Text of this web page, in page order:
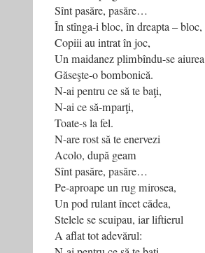
Sînt pasăre, pasăre…
În stînga-i bloc, în dreapta – bloc,
Copiii au intrat în joc,
Un maidanez plimbîndu-se aiurea
Găseşte-o bombonică.
N-ai pentru ce să te baţi,
N-ai ce să-mparţi,
Toate-s la fel.
N-are rost să te enervezi
Acolo, după geam
Sînt pasăre, pasăre…
Pe-aproape un rug mirosea,
Un pod rulant încet cădea,
Stelele se scuipau, iar liftierul
A aflat tot adevărul: